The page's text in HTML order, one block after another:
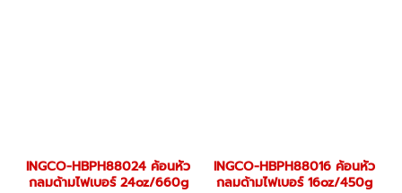
INGCO-HBPH88024 ค้อนหัว
กลมด้ามไฟเบอร์ 24oz/660g
INGCO-HBPH88016 ค้อนหัว
กลมด้ามไฟเบอร์ 16oz/450g